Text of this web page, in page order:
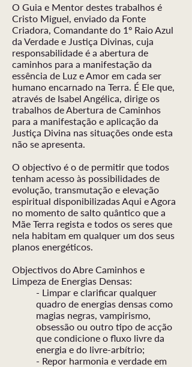
O Guia e Mentor destes trabalhos é
Cristo Miguel, enviado da Fonte
Criadora, Comandante do 1º Raio Azul
da Verdade e Justiça Divinas, cuja
responsabilidade é a abertura de
caminhos para a manifestação da
essência de Luz e Amor em cada ser
humano encarnado na Terra. É Ele que,
através de Isabel Angélica, dirige os
trabalhos de Abertura de Caminhos
para a manifestação e aplicação da
Justiça Divina nas situações onde esta
não se apresenta.
O objectivo é o de permitir que todos
tenham acesso às possibilidades de
evolução, transmutação e elevação
espiritual disponibilizadas Aqui e Agora
no momento de salto quântico que a
Mãe Terra regista e todos os seres que
nela habitam em qualquer um dos seus
planos energéticos.
Objectivos do Abre Caminhos e
Limpeza de Energias Densas:
- Limpar e clarificar qualquer
quadro de energias densas como
magias negras, vampirismo,
obsessão ou outro tipo de acção
que condicione o fluxo livre da
energia e do livre-arbítrio;
- Repor harmonia e verdade em